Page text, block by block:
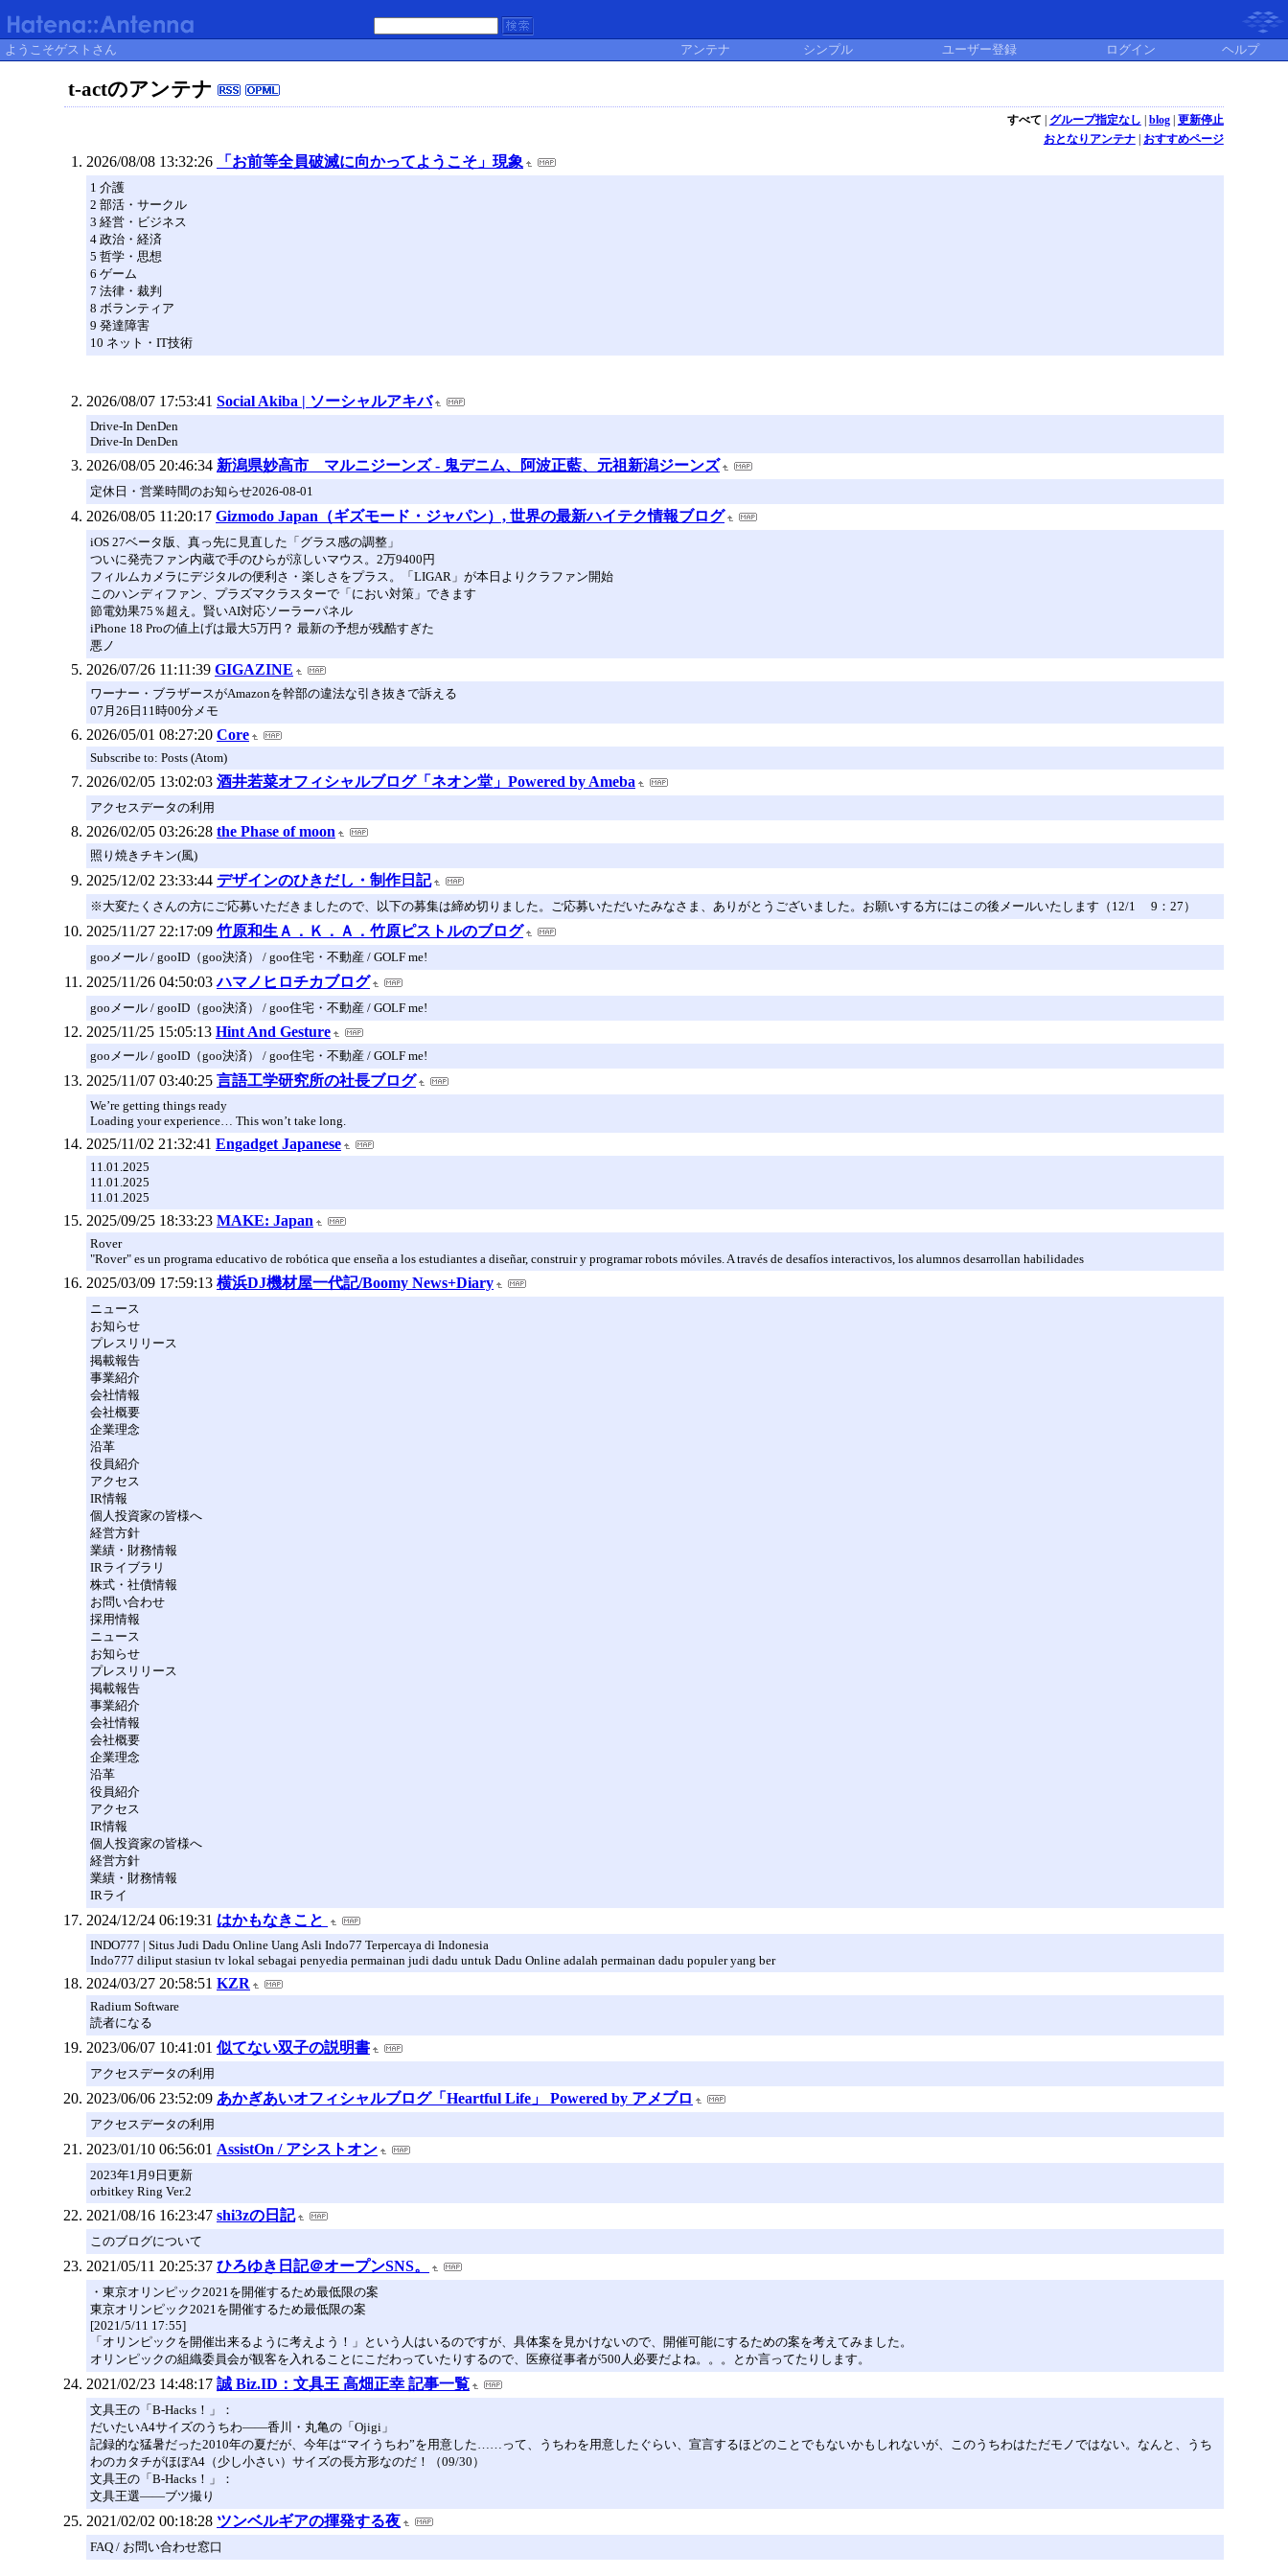
ようこそゲストさん アンテナ シンプル ユーザー登録 ログイン ヘルプ
t-actのアンテナ
すべて グループ指定なし blog| 更新停止
おとなりアンテナ| おすすめページ
2026/08/08 13:32:26 「お前等全員破滅に向かってようこそ」現象
1 介護
2 部活・サークル
3 経営・ビジネス
4 政治・経済
5 哲学・思想
6 ゲーム
7 法律・裁判
8 ボランティア
9 発達障害
10 ネット・IT技術
2026/08/07 17:53:41 Social Akiba | ソーシャルアキバ
Drive-In DenDen
Drive-In DenDen
2026/08/05 20:46:34 新潟県妙高市 マルニジーンズ - 鬼デニム、阿波正藍、元祖新潟ジーンズ
定休日・営業時間のお知らせ2026-08-01
2026/08/05 11:20:17 Gizmodo Japan（ギズモード・ジャパン）, 世界の最新ハイテク情報ブログ
iOS 27ベータ版、真っ先に見直した「グラス感の調整」
ついに発売ファン内蔵で手のひらが涼しいマウス。2万9400円
フィルムカメラにデジタルの便利さ・楽しさをプラス。「LIGAR」が本日よりクラファン開始
このハンディファン、プラズマクラスターで「におい対策」できます
節電効果75％超え。賢いAI対応ソーラーパネル
iPhone 18 Proの値上げは最大5万円？ 最新の予想が残酷すぎた
悪ノ
2026/07/26 11:11:39 GIGAZINE
ワーナー・ブラザースがAmazonを幹部の違法な引き抜きで訴える
07月26日11時00分メモ
2026/05/01 08:27:20 Core
Subscribe to: Posts (Atom)
2026/02/05 13:02:03 酒井若菜オフィシャルブログ「ネオン堂」Powered by Ameba
アクセスデータの利用
2026/02/05 03:26:28 the Phase of moon
照り焼きチキン(風)
2025/12/02 23:33:44 デザインのひきだし・制作日記
※大変たくさんの方にご応募いただきましたので、以下の募集は締め切りました。ご応募いただいたみなさま、ありがとうございました。お願いする方にはこの後メールいたします（12/1 9：27）
2025/11/27 22:17:09 竹原和生Ａ．Ｋ．Ａ．竹原ピストルのブログ
gooメール / gooID（goo決済） / goo住宅・不動産 / GOLF me!
2025/11/26 04:50:03 ハマノヒロチカブログ
gooメール / gooID（goo決済） / goo住宅・不動産 / GOLF me!
2025/11/25 15:05:13 Hint And Gesture
gooメール / gooID（goo決済） / goo住宅・不動産 / GOLF me!
2025/11/07 03:40:25 言語工学研究所の社長ブログ
We’re getting things ready
Loading your experience… This won’t take long.
2025/11/02 21:32:41 Engadget Japanese
11.01.2025
11.01.2025
11.01.2025
2025/09/25 18:33:23 MAKE: Japan
Rover
"Rover" es un programa educativo de robótica que enseña a los estudiantes a diseñar, construir y programar robots móviles. A través de desafíos interactivos, los alumnos desarrollan habilidades
2025/03/09 17:59:13 横浜DJ機材屋一代記/Boomy News+Diary
ニュース
お知らせ
プレスリリース
掲載報告
事業紹介
会社情報
会社概要
企業理念
沿革
役員紹介
アクセス
IR情報
個人投資家の皆様へ
経営方針
業績・財務情報
IRライブラリ
株式・社債情報
お問い合わせ
採用情報
ニュース
お知らせ
プレスリリース
掲載報告
事業紹介
会社情報
会社概要
企業理念
沿革
役員紹介
アクセス
IR情報
個人投資家の皆様へ
経営方針
業績・財務情報
IRライ
2024/12/24 06:19:31 はかもなきこと
INDO777 | Situs Judi Dadu Online Uang Asli Indo77 Terpercaya di Indonesia
Indo777 diliput stasiun tv lokal sebagai penyedia permainan judi dadu untuk Dadu Online adalah permainan dadu populer yang ber
2024/03/27 20:58:51 KZR
Radium Software
読者になる
2023/06/07 10:41:01 似てない双子の説明書
アクセスデータの利用
2023/06/06 23:52:09 あかぎあいオフィシャルブログ「Heartful Life」 Powered by アメブロ
アクセスデータの利用
2023/01/10 06:56:01 AssistOn / アシストオン
2023年1月9日更新
orbitkey Ring Ver.2
2021/08/16 16:23:47 shi3zの日記
このブログについて
2021/05/11 20:25:37 ひろゆき日記＠オープンSNS。
・東京オリンピック2021を開催するため最低限の案
東京オリンピック2021を開催するため最低限の案
[2021/5/11 17:55]
「オリンピックを開催出来るように考えよう！」という人はいるのですが、具体案を見かけないので、開催可能にするための案を考えてみました。
オリンピックの組織委員会が観客を入れることにこだわっていたりするので、医療従事者が500人必要だよね。。。とか言ってたりします。
2021/02/23 14:48:17 誠 Biz.ID：文具王 高畑正幸 記事一覧
文具王の「B-Hacks！」：
だいたいA4サイズのうちわ――香川・丸亀の「Ojigi」
記録的な猛暑だった2010年の夏だが、今年は“マイうちわ”を用意した……って、うちわを用意したぐらい、宣言するほどのことでもないかもしれないが、このうちわはただモノではない。なんと、うち
わのカタチがほぼA4（少し小さい）サイズの長方形なのだ！（09/30）
文具王の「B-Hacks！」：
文具王選――ブツ撮り
2021/02/02 00:18:28 ツンベルギアの揮発する夜
FAQ / お問い合わせ窓口